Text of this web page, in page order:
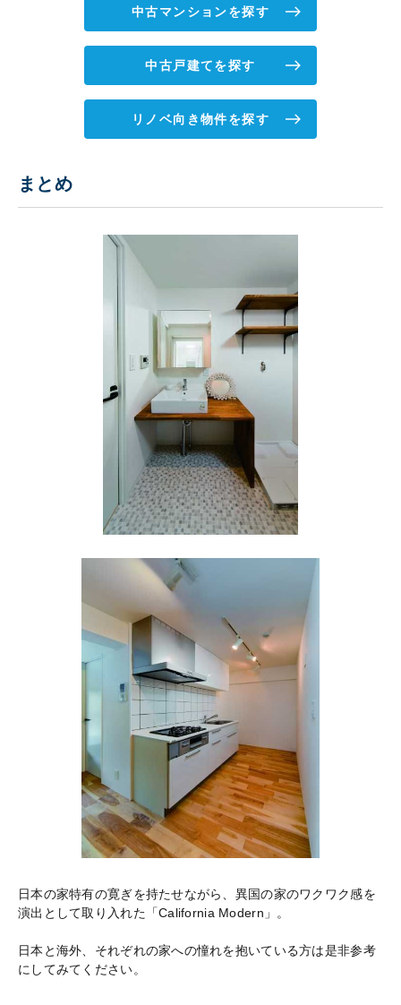
中古マンションを探す
中古戸建てを探す
リノベ向き物件を探す
まとめ
日本の家特有の寛ぎを持たせながら、異国の家のワクワク感を
演出として取り入れた「California Modern」。
日本と海外、それぞれの家への憧れを抱いている方は是非参考
にしてみてください。